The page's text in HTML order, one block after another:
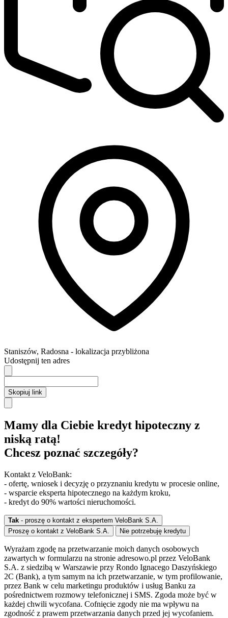
Staniszów, Radosna - lokalizacja przybliżona
Udostępnij ten adres
Skopiuj link
Mamy dla Ciebie kredyt hipoteczny z
niską ratą!
Chcesz poznać szczegóły?
Kontakt z VeloBank:
- ofertę, wniosek i decyzję o przyznaniu kredytu w procesie online,
- wsparcie eksperta hipotecznego na każdym kroku,
- kredyt do 90% wartości nieruchomości.
Tak - proszę o kontakt z ekspertem VeloBank S.A.
Proszę o kontakt z VeloBank S.A.
Nie potrzebuję kredytu
Wyrażam zgodę na przetwarzanie moich danych osobowych
zawartych w formularzu na stronie adresowo.pl przez VeloBank
S.A. z siedzibą w Warszawie przy Rondo Ignacego Daszyńskiego
2C (Bank), a tym samym na ich przetwarzanie, w tym profilowanie,
przez Bank w celu marketingu produktów i usług Banku za
pośrednictwem rozmowy telefonicznej i SMS. Zgoda może być w
każdej chwili wycofana. Cofnięcie zgody nie ma wpływu na
zgodność z prawem przetwarzania danych przed jej wycofaniem.